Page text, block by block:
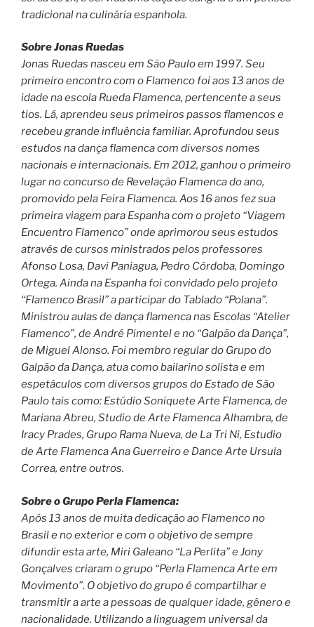
tradicional na culinária espanhola.
Sobre Jonas Ruedas
Jonas Ruedas nasceu em São Paulo em 1997. Seu
primeiro encontro com o Flamenco foi aos 13 anos de
idade na escola Rueda Flamenca, pertencente a seus
tios. Lá, aprendeu seus primeiros passos flamencos e
recebeu grande influência familiar. Aprofundou seus
estudos na dança flamenca com diversos nomes
nacionais e internacionais. Em 2012, ganhou o primeiro
lugar no concurso de Revelação Flamenca do ano,
promovido pela Feira Flamenca. Aos 16 anos fez sua
primeira viagem para Espanha com o projeto “Viagem
Encuentro Flamenco” onde aprimorou seus estudos
através de cursos ministrados pelos professores
Afonso Losa, Davi Paniagua, Pedro Córdoba, Domingo
Ortega. Ainda na Espanha foi convidado pelo projeto
“Flamenco Brasil” a participar do Tablado “Polana”.
Ministrou aulas de dança flamenca nas Escolas “Atelier
Flamenco”, de André Pimentel e no “Galpão da Dança”,
de Miguel Alonso. Foi membro regular do Grupo do
Galpão da Dança, atua como bailarino solista e em
espetáculos com diversos grupos do Estado de São
Paulo tais como: Estúdio Soniquete Arte Flamenca, de
Mariana Abreu, Studio de Arte Flamenca Alhambra, de
Iracy Prades, Grupo Rama Nueva, de La Tri Ni, Estudio
de Arte Flamenca Ana Guerreiro e Dance Arte Ursula
Correa, entre outros.
Sobre o Grupo Perla Flamenca:
Após 13 anos de muita dedicação ao Flamenco no
Brasil e no exterior e com o objetivo de sempre
difundir esta arte, Miri Galeano “La Perlita” e Jony
Gonçalves criaram o grupo “Perla Flamenca Arte em
Movimento”. O objetivo do grupo é compartilhar e
transmitir a arte a pessoas de qualquer idade, gênero e
nacionalidade. Utilizando a linguagem universal da